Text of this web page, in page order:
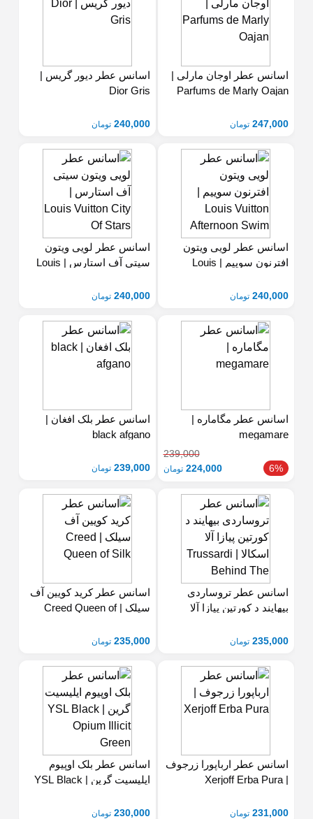
اسانس عطر اوجان مارلی |
Parfums de Marly Oajan
247,000 تومان
اسانس عطر دیور گریس |
Dior Gris
240,000 تومان
اسانس عطر لویی ویتون
240,000 تومان
اسانس عطر لویی ویتون
240,000 تومان
اسانس عطر مگاماره |
megamare
239,000
6%
224,000 تومان
اسانس عطر بلک افغان |
black afgano
239,000 تومان
اسانس عطر تروساردی
بیهایند د کورتین پیازا آلا
The Curtain Piazza Alla
235,000 تومان
اسانس عطر کرید کویین آف
235,000 تومان
اسانس عطر ارباپورا زرجوف
| Xerjoff Erba Pura
231,000 تومان
اسانس عطر بلک اوپیوم
230,000 تومان